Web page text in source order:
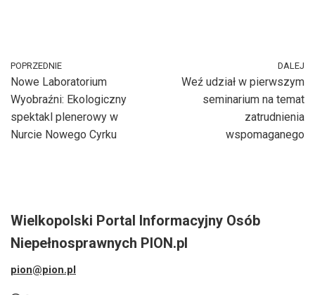
POPRZEDNIE
Nowe Laboratorium
Wyobraźni: Ekologiczny
spektakl plenerowy w
Nurcie Nowego Cyrku
DALEJ
Weź udział w pierwszym
seminarium na temat
zatrudnienia
wspomaganego
Wielkopolski Portal Informacyjny Osób
Niepełnosprawnych PION.pl
pion@pion.pl